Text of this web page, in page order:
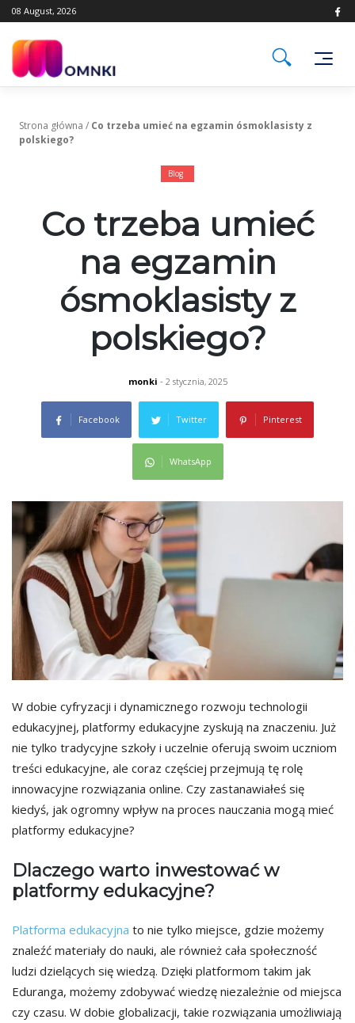
Skip
to
08 August, 2026
Strona główna / Co trzeba umieć na egzamin ósmoklasisty z
polskiego?
Blog
Co trzeba umieć
na egzamin
ósmoklasisty z
polskiego?
monki - 2 stycznia, 2025
Facebook Twitter Pinterest
WhatsApp
W dobie cyfryzacji i dynamicznego rozwoju technologii
edukacyjnej, platformy edukacyjne zyskują na znaczeniu. Już
nie tylko tradycyjne szkoły i uczelnie oferują swoim uczniom
treści edukacyjne, ale coraz częściej przejmują tę rolę
innowacyjne rozwiązania online. Czy zastanawiałeś się
kiedyś, jak ogromny wpływ na proces nauczania mogą mieć
platformy edukacyjne?
Dlaczego warto inwestować w
platformy edukacyjne?
Platforma edukacyjna to nie tylko miejsce, gdzie możemy
znaleźć materiały do nauki, ale również cała społeczność
ludzi dzielących się wiedzą. Dzięki platformom takim jak
Eduranga, możemy zdobywać wiedzę niezależnie od miejsca
czy czasu. W dobie globalizacji, takie rozwiązania umożliwiają